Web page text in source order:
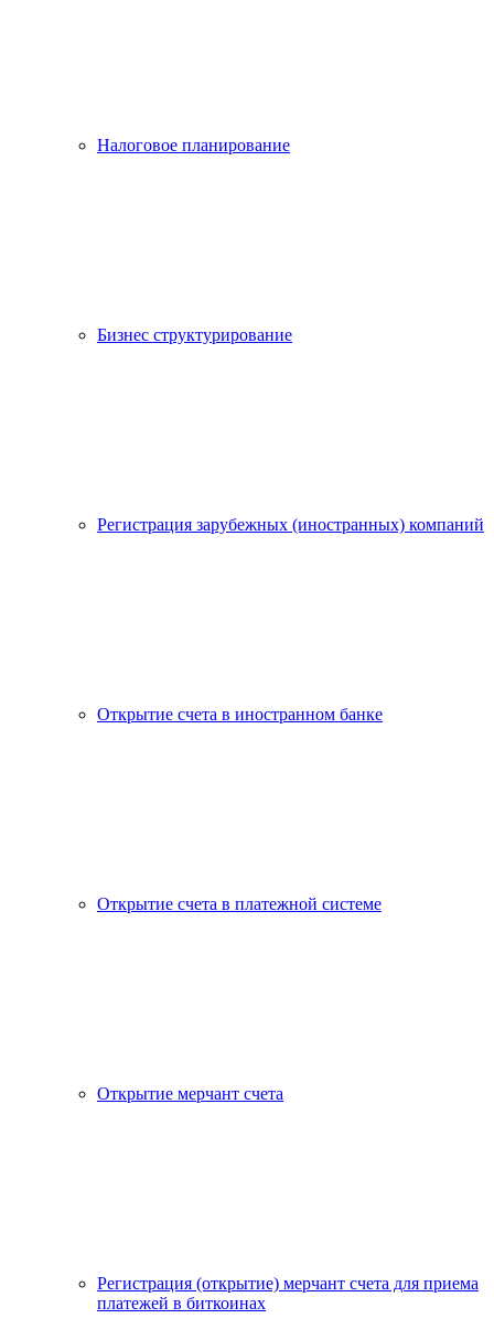
Налоговое планирование
Бизнес структурирование
Регистрация зарубежных (иностранных) компаний
Открытие счета в иностранном банке
Открытие счета в платежной системе
Открытие мерчант счета
Регистрация (открытие) мерчант счета для приема
платежей в биткоинах